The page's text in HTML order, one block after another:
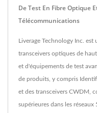
De Test En Fibre Optique
Télécommunications
Liverage Technology Inc.
transceivers optiques de
et d'équipements de test
de produits, y compris
et des transceivers CWDM,
supérieures dans les